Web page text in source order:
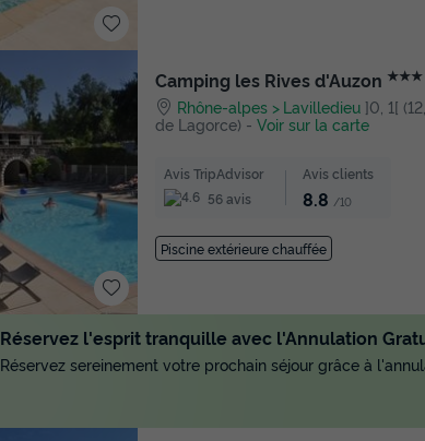
Camping les Rives d'Auzon ★★★
Rhône-alpes Lavilledieu ]0, 1[
de Lagorce) - Voir sur la carte
Avis TripAdvisor
56 avis
Avis clients
8.8 /10
Piscine extérieure chauffée
Réservez l'esprit tranquille avec l'Annulation
Réservez sereinement votre prochain séjour grâce à